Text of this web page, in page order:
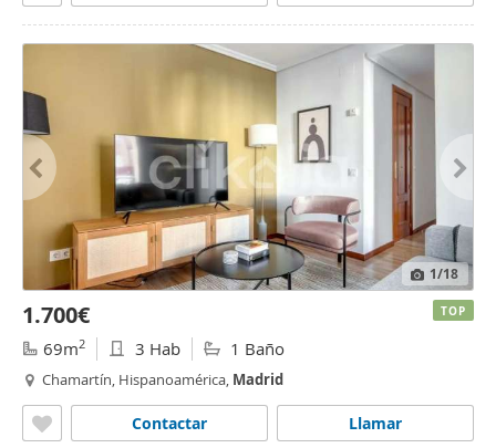
1/18
1.700€
69m2 3 Hab 1 Baño
Chamartín, Hispanoamérica, Madrid
Llamar
Contactar
TOP